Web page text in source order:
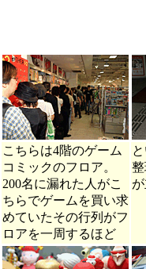
こちらは4階のゲーム
コミックのフロア。
200名に漏れた人がこ
ちらでゲームを買い求
めていたその行列がフ
ロアを一周するほど